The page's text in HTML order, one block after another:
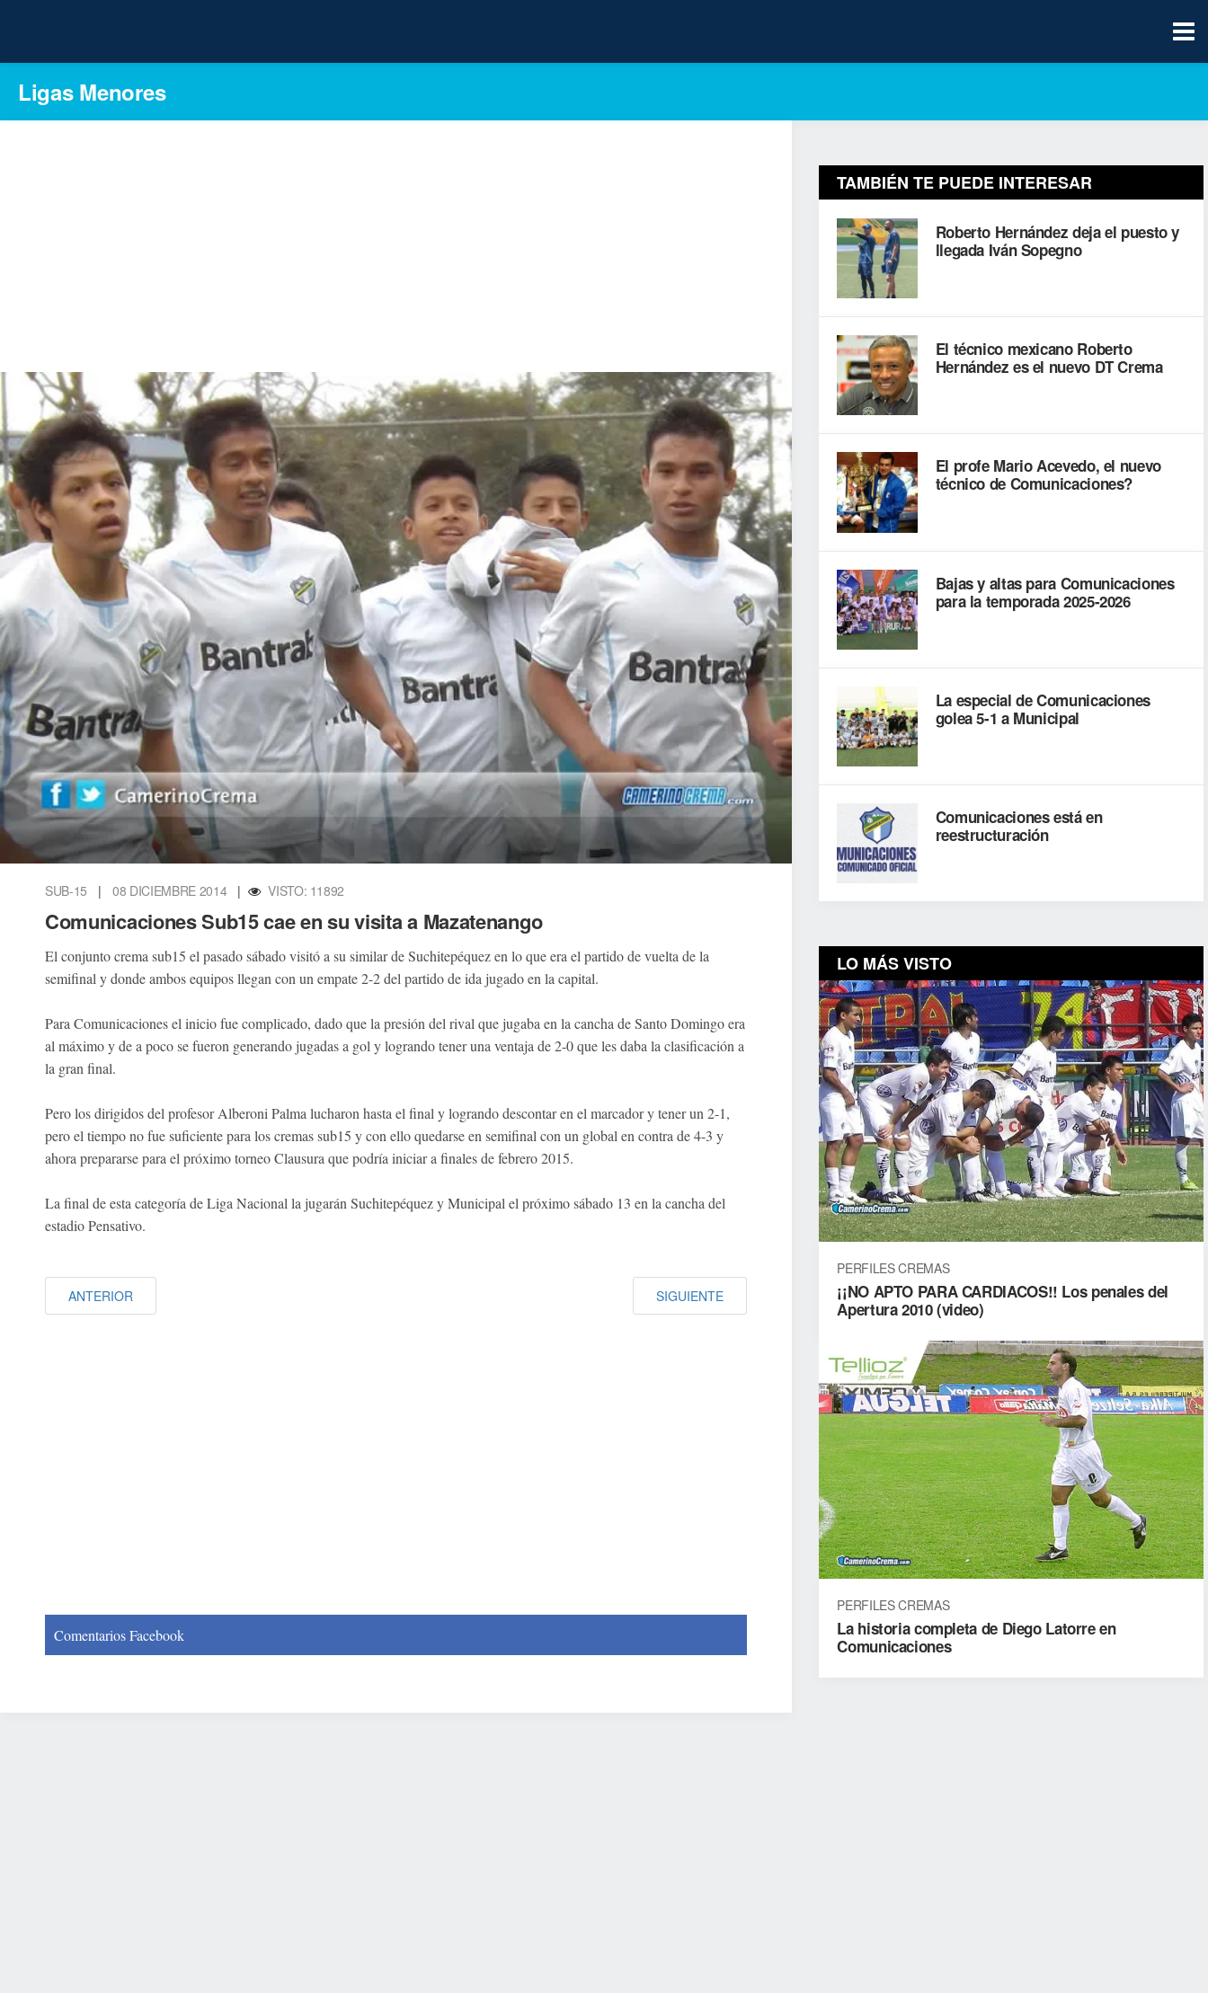
Ligas Menores
SUB-15 | 08 DICIEMBRE 2014 | VISTO: 11892
Comunicaciones Sub15 cae en su visita a Mazatenango
El conjunto crema sub15 el pasado sábado visitó a su similar de Suchitepéquez en lo que era el partido de vuelta de la
semifinal y donde ambos equipos llegan con un empate 2-2 del partido de ida jugado en la capital.
Para Comunicaciones el inicio fue complicado, dado que la presión del rival que jugaba en la cancha de Santo Domingo era
al máximo y de a poco se fueron generando jugadas a gol y logrando tener una ventaja de 2-0 que les daba la clasificación a
la gran final.
Pero los dirigidos del profesor Alberoni Palma lucharon hasta el final y logrando descontar en el marcador y tener un 2-1,
pero el tiempo no fue suficiente para los cremas sub15 y con ello quedarse en semifinal con un global en contra de 4-3 y
ahora prepararse para el próximo torneo Clausura que podría iniciar a finales de febrero 2015.
La final de esta categoría de Liga Nacional la jugarán Suchitepéquez y Municipal el próximo sábado 13 en la cancha del
estadio Pensativo.
ANTERIOR SIGUIENTE
Comentarios Facebook
TAMBIÉN TE PUEDE INTERESAR
Roberto Hernández deja el puesto y
llegada Iván Sopegno
El técnico mexicano Roberto
Hernández es el nuevo DT Crema
El profe Mario Acevedo, el nuevo
técnico de Comunicaciones?
Bajas y altas para Comunicaciones
para la temporada 2025-2026
La especial de Comunicaciones
golea 5-1 a Municipal
Comunicaciones está en
reestructuración
LO MÁS VISTO
PERFILES CREMAS
¡¡NO APTO PARA CARDIACOS!! Los penales del
Apertura 2010 (video)
PERFILES CREMAS
La historia completa de Diego Latorre en
Comunicaciones